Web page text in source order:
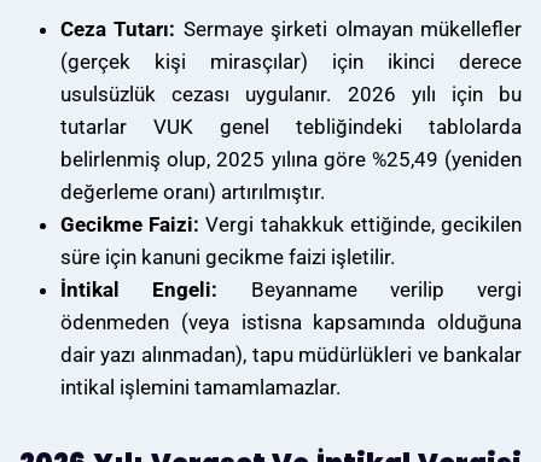
Ceza Tutarı: Sermaye şirketi olmayan mükellefler
(gerçek kişi mirasçılar) için ikinci derece
usulsüzlük cezası uygulanır. 2026 yılı için bu
tutarlar VUK genel tebliğindeki tablolarda
belirlenmiş olup, 2025 yılına göre %25,49 (yeniden
değerleme oranı) artırılmıştır.
Gecikme Faizi: Vergi tahakkuk ettiğinde, gecikilen
süre için kanuni gecikme faizi işletilir.
İntikal Engeli: Beyanname verilip vergi
ödenmeden (veya istisna kapsamında olduğuna
dair yazı alınmadan), tapu müdürlükleri ve bankalar
intikal işlemini tamamlamazlar.